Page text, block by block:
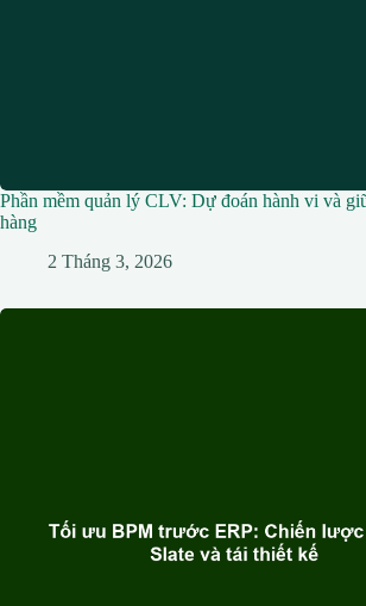
Phần mềm quản lý CLV: Dự đoán hành vi và
hàng
2 Tháng 3, 2026